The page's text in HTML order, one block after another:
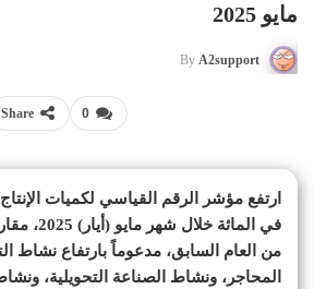
مايو 2025
By A2support
0
Share
في المائة
من العام السابق، مدعوماً بارتفاع نشاط
المحاجر، ونشاط الصناعة التحويلية،